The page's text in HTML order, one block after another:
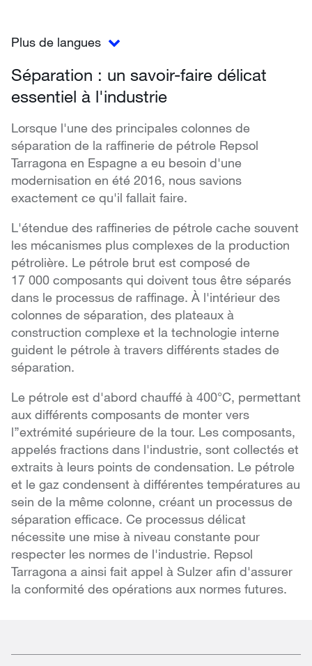
Plus de langues
Séparation : un savoir-faire délicat
essentiel à l'industrie
Lorsque l'une des principales colonnes de
séparation de la raffinerie de pétrole Repsol
Tarragona en Espagne a eu besoin d'une
modernisation en été 2016, nous savions
exactement ce qu'il fallait faire.
L'étendue des raffineries de pétrole cache souvent
les mécanismes plus complexes de la production
pétrolière. Le pétrole brut est composé de
17 000 composants qui doivent tous être séparés
dans le processus de raffinage. À l'intérieur des
colonnes de séparation, des plateaux à
construction complexe et la technologie interne
guident le pétrole à travers différents stades de
séparation.
Le pétrole est d'abord chauffé à 400°C, permettant
aux différents composants de monter vers
l’’extrémité supérieure de la tour. Les composants,
appelés fractions dans l'industrie, sont collectés et
extraits à leurs points de condensation. Le pétrole
et le gaz condensent à différentes températures au
sein de la même colonne, créant un processus de
séparation efficace. Ce processus délicat
nécessite une mise à niveau constante pour
respecter les normes de l'industrie. Repsol
Tarragona a ainsi fait appel à Sulzer afin d'assurer
la conformité des opérations aux normes futures.